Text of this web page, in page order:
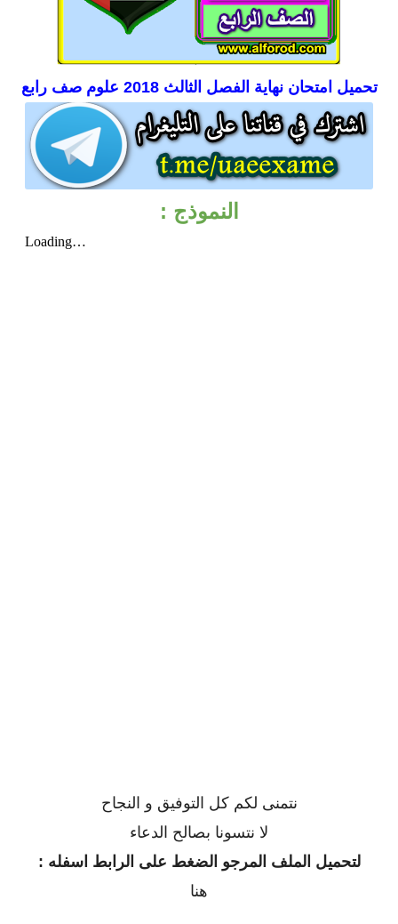
تحميل امتحان نهاية الفصل الثالث 2018 علوم صف رابع
النموذج :
نتمنى لكم كل التوفيق و النجاح
لا نتسونا بصالح الدعاء
لتحميل الملف المرجو الضغط على الرابط اسفله :
هنا